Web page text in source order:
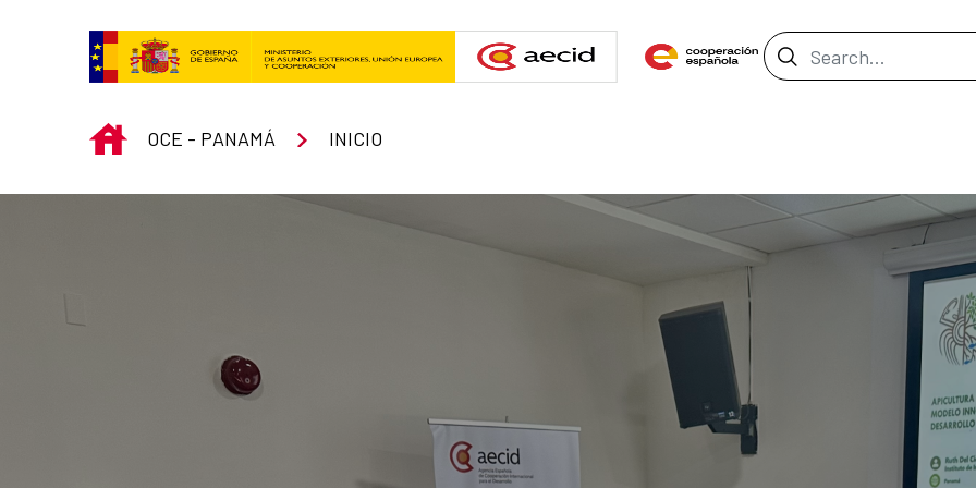
Search Bar
INICIO
OCE - PANAMÁ INICIO